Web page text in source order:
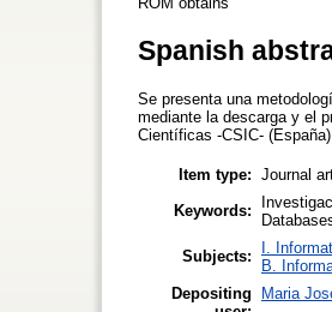
Spanish
Se presenta una
mediante la descarga y el
Científicas -CSIC-
Item type: Journal
Keywords:
Subjects:
I.
B.
Depositing
Maria